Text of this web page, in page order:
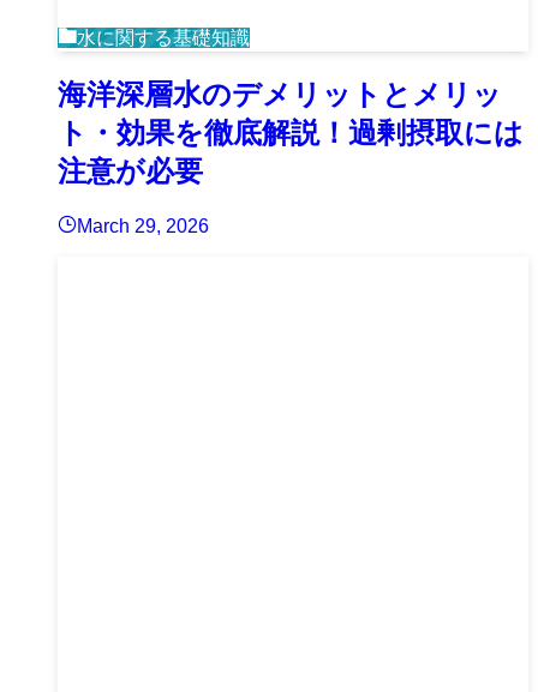
水に関する基礎知識
海洋深層水のデメリットとメリッ
ト・効果を徹底解説！過剰摂取には
注意が必要
March 29, 2026